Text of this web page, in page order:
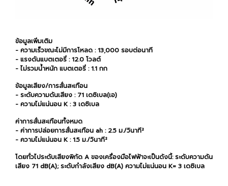
ข้อมูลเพิ่มเติม
- ความเร็วขณะไม่มีการโหลด : 13,000 รอบต่อนาที
- แรงดันแบตเตอรี่ : 12.0 โวลต์
- ไม่รวมน้ำหนัก แบตเตอรี่ : 1.1 กก
ข้อมูลเสียง/การสั่นสะเทือน
- ระดับความดันเสียง : 71 เดซิเบล(เอ)
- ความไม่แน่นอน K : 3 เดซิเบล
ค่าการสั่นสะเทือนทั้งหมด
- ค่าการปล่อยการสั่นสะเทือน ah : 2.5 ม./วินาที²
- ความไม่แน่นอน K : 1.5 ม./วินาที²
โดยทั่วไประดับเสียงพิกัด A ของเครื่องมือไฟฟ้าจะเป็นดังนี้: ระดับความดัน
เสียง 71 dB(A); ระดับกำลังเสียง dB(A) ความไม่แน่นอน K= 3 เดซิเบล